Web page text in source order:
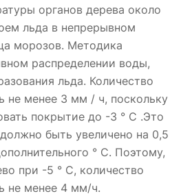
органов дерева около
льда в непрерывном
морозов. Методика
распределении воды,
льда. Количество
не менее 3 мм / ч, поскольку
покрытие до -3 ° C .Это
быть увеличено на 0,5
° C. Поэтому,
при -5 ° C, количество
не менее 4 мм/ч.